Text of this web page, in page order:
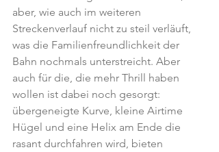
aber, wie auch im weiteren
Streckenverlauf nicht zu steil verläuft,
was die Familienfreundlichkeit der
Bahn nochmals unterstreicht. Aber
auch für die, die mehr Thrill haben
wollen ist dabei noch gesorgt:
übergeneigte Kurve, kleine Airtime
Hügel und eine Helix am Ende die
rasant durchfahren wird, bieten